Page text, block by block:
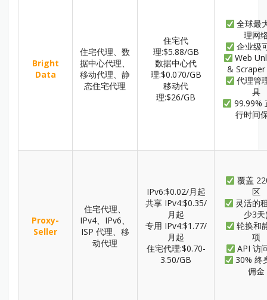
Bright
Data
住宅代理、数
据中心代理、
移动代理、静
态住宅代理
住宅代
理:$5.88/GB
数据中心代
理:$0.070/GB
移动代
理:$26/GB
全球最
理网
企业级
Web
& Scraper
代理管
具
99.99%
行时间
Proxy-
Seller
住宅代理、
IPv4、IPv6、
ISP 代理、移
动代理
IPv6:$0.02/月起
共享 IPv4:$0.35/
月起
专用 IPv4:$1.77/
月起
住宅代理:$0.70-
3.50/GB
覆盖
区
灵活的
少3
轮换和
项
API 访
30% 终
佣金